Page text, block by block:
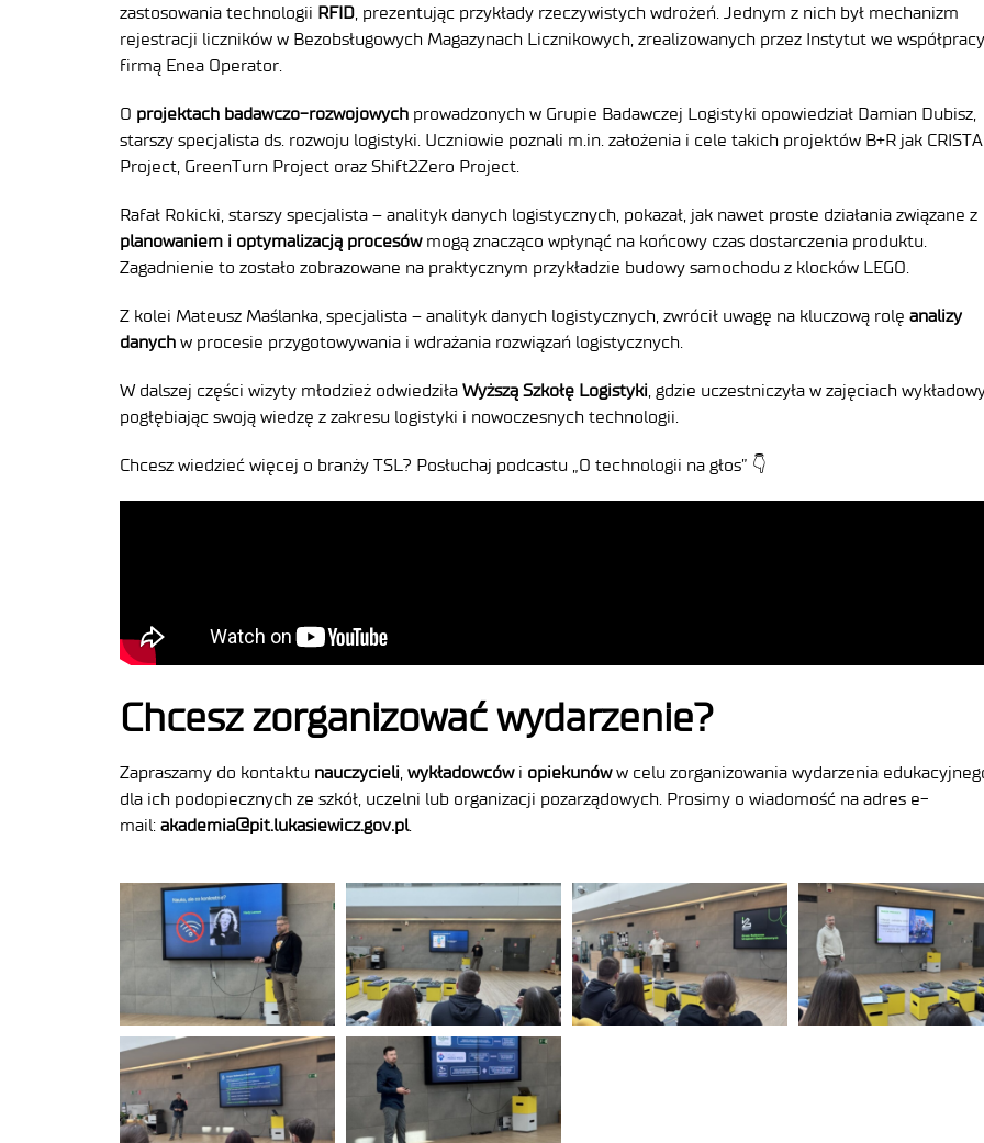
zastosowania technologii RFID, prezentując przykłady rzeczywistych wdrożeń. Jednym z nich był mechanizm
rejestracji liczników w Bezobsługowych Magazynach Licznikowych, zrealizowanych przez Instytut we
firmą Enea Operator.
O projektach badawczo-rozwojowych prowadzonych w Grupie Badawczej Logistyki opowiedział Damian Dubisz,
starszy specjalista ds. rozwoju logistyki. Uczniowie poznali m.in. założenia i cele takich projektów B+R jak
Project, GreenTurn Project oraz Shift2Zero Project.
Rafał Rokicki, starszy specjalista – analityk danych logistycznych, pokazał, jak nawet proste działania związane z
planowaniem i optymalizacją procesówmogą znacząco wpłynąć na końcowy czas dostarczenia produktu.
Zagadnienie to zostało zobrazowane na praktycznym przykładzie budowy samochodu z klocków LEGO.
Z kolei Mateusz Maślanka, specjalista – analityk danych logistycznych, zwrócił uwagę na kluczową rolę analizy
danych w procesie przygotowywania i wdrażania rozwiązań logistycznych.
W dalszej części wizyty młodzież odwiedziła Wyższą Szkołę Logistyki, gdzie uczestniczyła w zajęciach
pogłębiając swoją wiedzę z zakresu logistyki i nowoczesnych technologii.
Chcesz wiedzieć więcej o branży TSL? Posłuchaj podcastu „O technologii na głos” 👇
Chcesz zorganizować wydarzenie?
Zapraszamy do kontaktu nauczycieli, wykładowcówi opiekunóww celu zorganizowania wydarzenia
dla ich podopiecznych ze szkół, uczelni lub organizacji pozarządowych. Prosimy o wiadomość na adres e-
mail: akademia@pit.lukasiewicz.gov.pl.